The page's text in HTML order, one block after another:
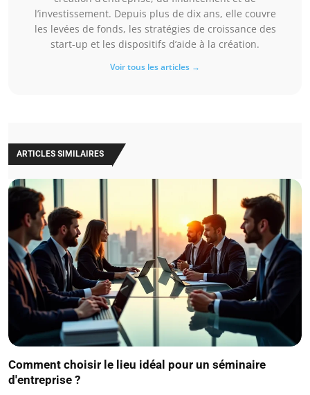
l’investissement. Depuis plus de dix ans, elle couvre
les levées de fonds, les stratégies de croissance des
start-up et les dispositifs d’aide à la création.
Voir tous les articles →
ARTICLES SIMILAIRES
Comment choisir le lieu idéal pour un séminaire
d'entreprise ?